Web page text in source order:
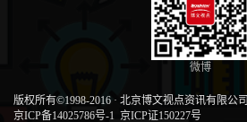
微博
版权所有©1998-2016 · 北京博文视点资讯有限公司
京ICP备14025786号-1 京ICP证150227号